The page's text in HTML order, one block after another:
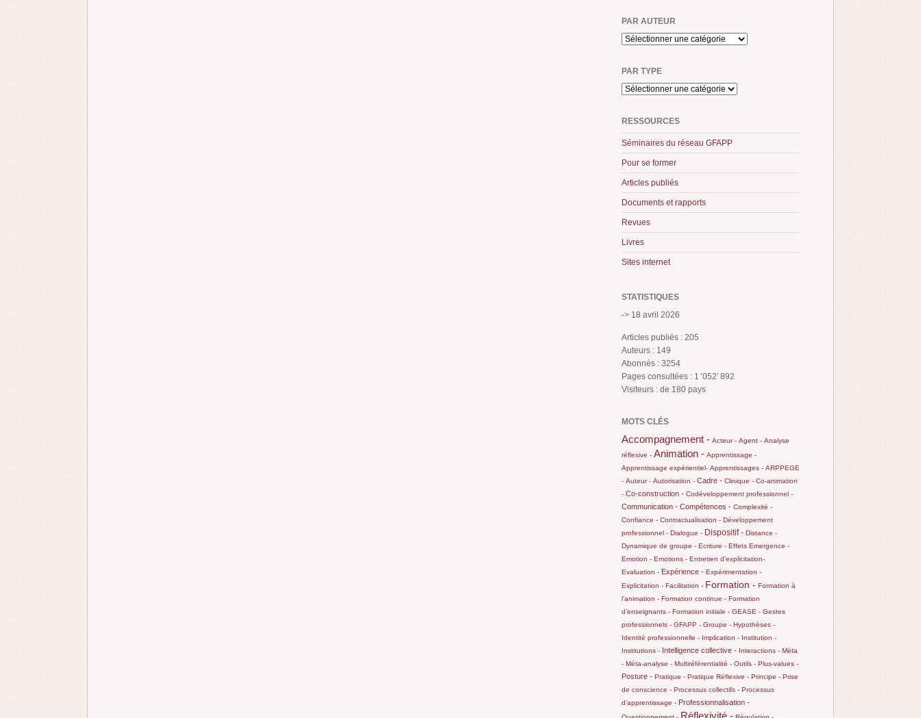
PAR AUTEUR
PAR TYPE
RESSOURCES
Séminaires du réseau GFAPP
Pour se former
Articles publiés
Documents et rapports
Revues
Livres
Sites internet
STATISTIQUES
-> 18 avril 2026
Articles publiés : 205
Auteurs : 149
Abonnés : 3254
Pages consultées : 1 ’052’ 892
Visiteurs : de 180 pays
MOTS CLÉS
Accompagnement - Acteur - Agent - Analyse
réflexive - Animation - Apprentissage -
Apprentissage expérientiel- Apprentissages - ARPPEGE
- Auteur - Autorisation - Cadre - Clinique - Co-animation
- Co-construction - Codéveloppement professionnel -
Communication - Compétences - Complexité -
Confiance - Contractualisation - Développement
professionnel - Dialogue - Dispositif - Distance -
Dynamique de groupe - Ecriture - Effets Emergence -
Emotion - Emotions - Entretien d’explicitation-
Evaluation - Expérience - Expérimentation -
Explicitation - Facilitation - Formation - Formation à
l’animation - Formation continue - Formation
d’enseignants - Formation initiale - GEASE - Gestes
professionnels - GFAPP - Groupe - Hypothèses -
Identité professionnelle - Implication - Institution -
Institutions - Intelligence collective - Interactions - Méta
- Méta-analyse - Multiréférentialité - Outils - Plus-values -
Posture - Pratique - Pratique Réflexive - Principe - Prise
de conscience - Processus collectifs - Processus
d’apprentissage - Professionnalisation -